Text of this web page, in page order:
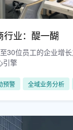
行业：醍一醐
30位员工的企业增
引擎
预警 全域业务分析